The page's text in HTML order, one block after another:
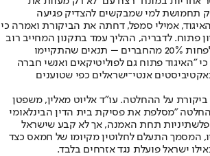
תחמושת למי שמבקשים להצדיק פגיעה
אמילי סמפל, דחתה את הביקורת ואמרה כי
פתוח. לדבריה, ההליך עמד בתקנון המחייב רוב
מיוחס והשתתפות של לפחות 20% מהחברים – תנאים שהתקיימו
"האיגוד פתוח גם לפוליטיקאים ואנשי חברה
אנטי־ישראלים כפי שטוענים
על ההחלטה. עו"ד אליוט מאלין, משפטן
ההחלטה "מסלפת את פסיקת בית הדין הבינלאומי
פלשתיניות תחת האמנה, אך לא קבע שישראל
המסמך התעלם לחלוטין מקיומו של חמאס כצד
ישראל פועלת נגד אזרחים בלבד.